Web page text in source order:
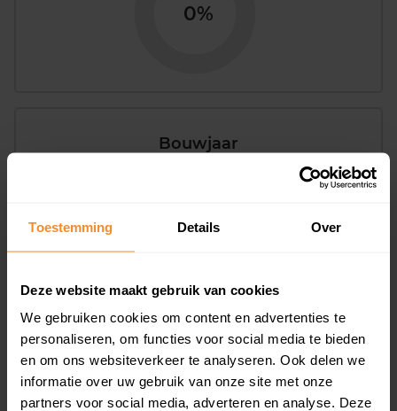
Toestemming Details Over
Deze website maakt gebruik van cookies
We gebruiken cookies om content en advertenties te
personaliseren, om functies voor social media te bieden
en om ons websiteverkeer te analyseren. Ook delen we
informatie over uw gebruik van onze site met onze
partners voor social media, adverteren en analyse. Deze
0%
Bouwjaar
T/m 1945
1946 - 1980
10%
1981 - 2007
30%
2008 of later
0%